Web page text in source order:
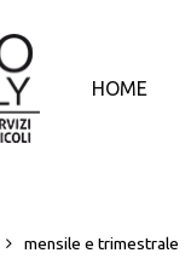
HOME
mensile e trimestrale